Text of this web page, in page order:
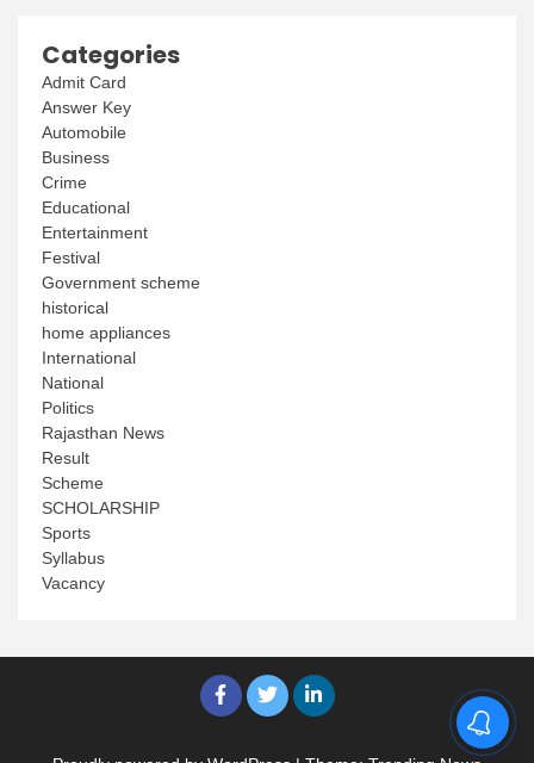
Categories
Admit Card
Answer Key
Automobile
Business
Crime
Educational
Entertainment
Festival
Government scheme
historical
home appliances
International
National
Politics
Rajasthan News
Result
Scheme
SCHOLARSHIP
Sports
Syllabus
Vacancy